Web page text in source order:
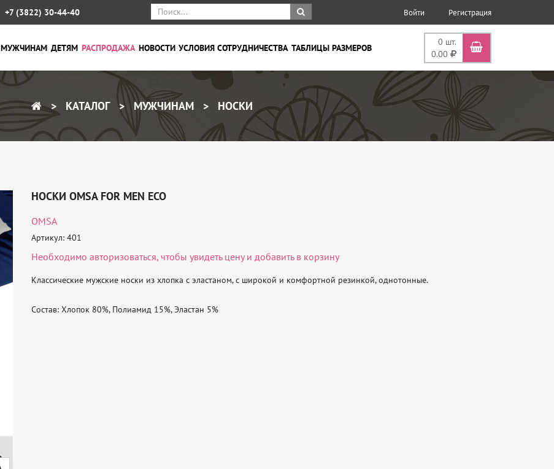
+7 (3822) 30-44-40 Войти Регистрация
0 шт.
0.00
МУЖЧИНАМ ДЕТЯМ РАСПРОДАЖА НОВОСТИ УСЛОВИЯ СОТРУДНИЧЕСТВА ТАБЛИЦЫ РАЗМЕРОВ
КАТАЛОГ МУЖЧИНАМ НОСКИ
НОСКИ OMSA FOR MEN ECO
OMSA
Артикул: 401
Необходимо авторизоваться, чтобы увидеть цену и добавить в корзину
Классические мужские носки из хлопка с эластаном, с широкой и комфортной резинкой, однотонные.
Состав: Хлопок 80%, Полиамид 15%, Эластан 5%